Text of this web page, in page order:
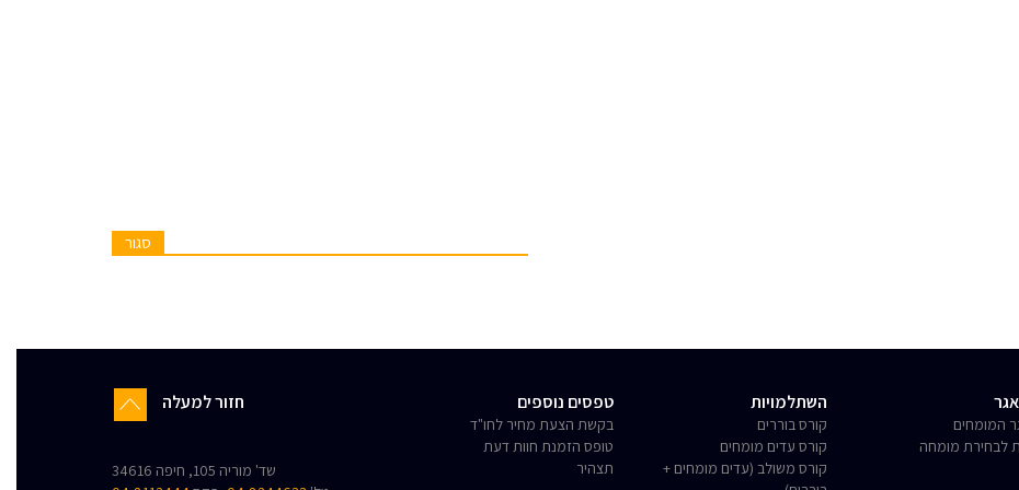
סגור
המומחים
לבחירת מומחה
השתלמויות
קורס בוררים
קורס עדים מומחים
קורס משולב (עדים מומחים +
טפסים נוספים
בקשת הצעת מחיר לחו"ד
טופס הזמנת חוות דעת
תצהיר
חזור למעלה
שד' מוריה 105, חיפה 34616